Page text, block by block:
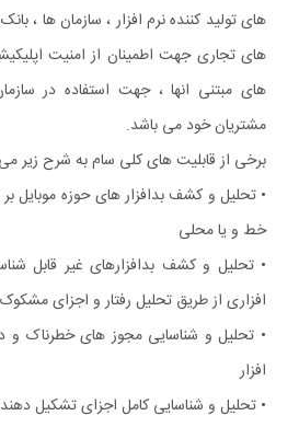
های تولید کننده نرم افزار ، سازمان ها ،
های تجاری جهت اطمینان از امنیت
های مبتنی انها ، جهت استفاده در
مشتریان خود می باشد.
برخی از قابلیت های کلی سام به شرح زیر
• تحلیل و کشف بدافزار های حوزه موبایل
خط و یا محلی
• تحلیل و کشف بدافزارهای غیر قابل
افزاری از طریق تحلیل رفتار و اجزای مشکوک
• تحلیل و شناسایی مجوز های خطرناک و
افزار
• تحلیل و شناسایی کامل اجزای تشکیل